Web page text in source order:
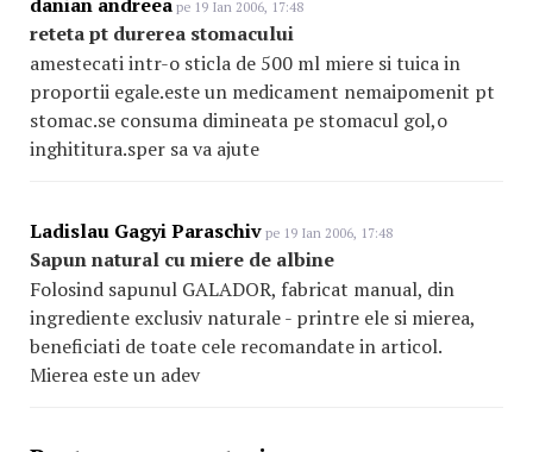
pe 19 Ian 2006, 17:48
reteta pt durerea stomacului
amestecati intr-o sticla de 500 ml miere si tuica in
proportii egale.este un medicament nemaipomenit pt
stomac.se consuma dimineata pe stomacul gol,o
inghititura.sper sa va ajute
Ladislau Gagyi Paraschiv pe 19 Ian 2006, 17:48
Sapun natural cu miere de albine
Folosind sapunul GALADOR, fabricat manual, din
ingrediente exclusiv naturale - printre ele si mierea,
beneficiati de toate cele recomandate in articol.
Mierea este un adev